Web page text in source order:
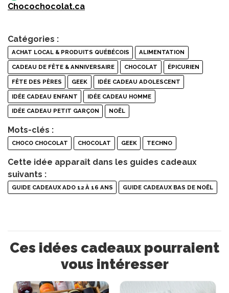
Chocochocolat.ca
Catégories :
ACHAT LOCAL & PRODUITS QUÉBÉCOIS ALIMENTATION
CADEAU DE FÊTE & ANNIVERSAIRE CHOCOLAT ÉPICURIEN
FÊTE DES PÈRES GEEK IDÉE CADEAU ADOLESCENT
IDÉE CADEAU ENFANT IDÉE CADEAU HOMME
IDÉE CADEAU PETIT GARÇON NOËL
Mots-clés :
CHOCO CHOCOLAT CHOCOLAT GEEK TECHNO
Cette idée apparaît dans les guides cadeaux
suivants :
GUIDE CADEAUX ADO 12 À 16 ANS GUIDE CADEAUX BAS DE NOËL
Ces idées cadeaux pourraient
vous intéresser